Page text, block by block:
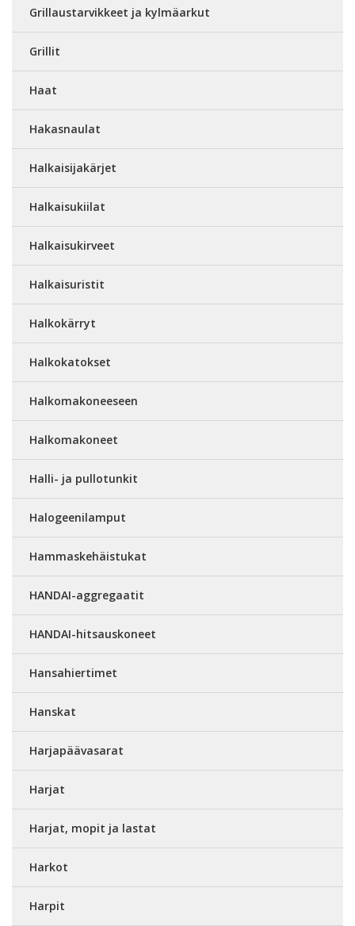
Grillaustarvikkeet ja kylmäarkut
Grillit
Haat
Hakasnaulat
Halkaisijakärjet
Halkaisukiilat
Halkaisukirveet
Halkaisuristit
Halkokärryt
Halkokatokset
Halkomakoneeseen
Halkomakoneet
Halli- ja pullotunkit
Halogeenilamput
Hammaskehäistukat
HANDAI-aggregaatit
HANDAI-hitsauskoneet
Hansahiertimet
Hanskat
Harjapäävasarat
Harjat
Harjat, mopit ja lastat
Harkot
Harpit